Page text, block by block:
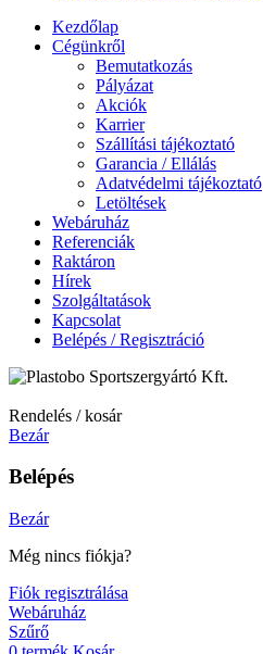
Kezdőlap
Cégünkről
Bemutatkozás
Pályázat
Akciók
Karrier
Szállítási tájékoztató
Garancia / Ellálás
Adatvédelmi tájékoztató
Letöltések
Webáruház
Referenciák
Raktáron
Hírek
Szolgáltatások
Kapcsolat
Belépés / Regisztráció
Rendelés / kosár
Bezár
Belépés
Bezár
Még nincs fiókja?
Fiók regisztrálása
Webáruház
Szűrő